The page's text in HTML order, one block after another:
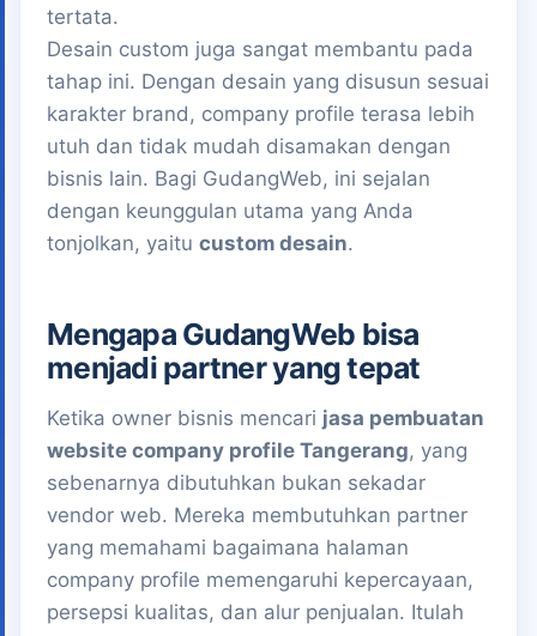
tertata.
Desain custom juga sangat membantu pada
tahap ini. Dengan desain yang disusun sesuai
karakter brand, company profile terasa lebih
utuh dan tidak mudah disamakan dengan
bisnis lain. Bagi GudangWeb, ini sejalan
dengan keunggulan utama yang Anda
tonjolkan, yaitu custom desain.
Mengapa GudangWeb bisa
menjadi partner yang tepat
Ketika owner bisnis mencari jasa pembuatan
website company profile Tangerang, yang
sebenarnya dibutuhkan bukan sekadar
vendor web. Mereka membutuhkan partner
yang memahami bagaimana halaman
company profile memengaruhi kepercayaan,
persepsi kualitas, dan alur penjualan. Itulah